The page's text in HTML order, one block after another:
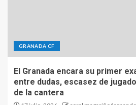
GRANADA CF
El Granada encara su primer
entre dudas, escasez de
de la cantera